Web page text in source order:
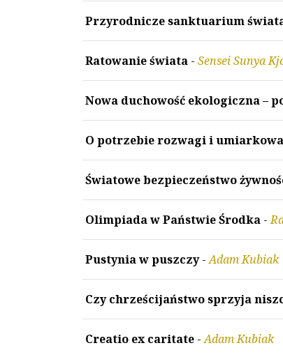
Przyrodnicze sanktuarium
Ratowanie świata - Sensei Sunya
Nowa duchowość ekologiczna –
O potrzebie rozwagi i
Światowe bezpieczeństwo
Olimpiada w Państwie Środka -
Pustynia w puszczy-Adam Kubiak
Czy chrześcijaństwo sprzyja
Creatio ex caritate -Adam Kubiak